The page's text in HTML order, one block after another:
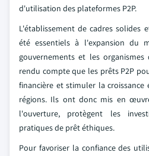
d'utilisation des plateformes P2P.
L'établissement de cadres solides
été essentiels à l'expansion du
gouvernements et les
rendu compte que les prêts P2P
financière et stimuler la croissance
régions. Ils ont donc mis en
l'ouverture, protègent les
pratiques de prêt éthiques.
Pour favoriser la confiance des